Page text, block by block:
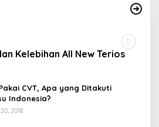
Kelebihan All New Terios
CVT, Apa yang Ditakuti
Indonesia?
2018